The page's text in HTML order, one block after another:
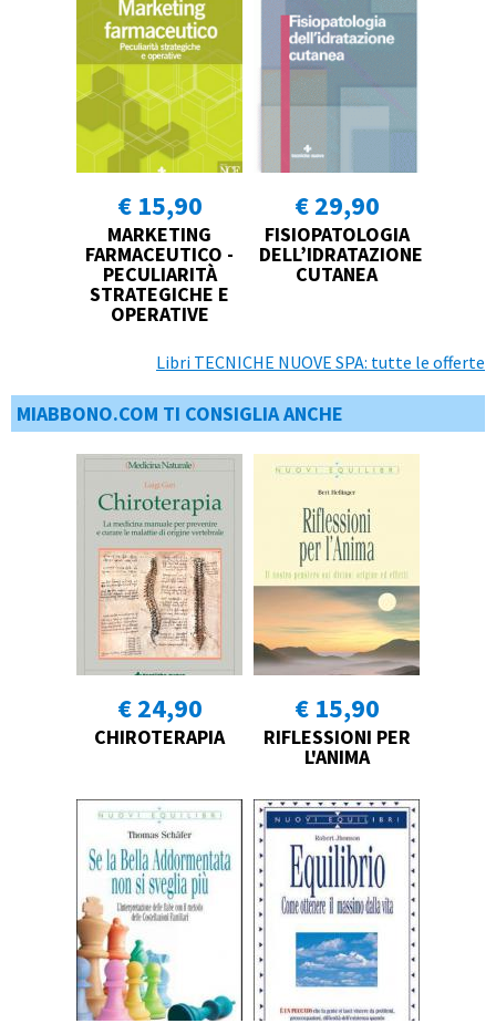
€ 15,90
MARKETING
FARMACEUTICO -
PECULIARITÀ
STRATEGICHE E
OPERATIVE
€ 29,90
FISIOPATOLOGIA
DELL’IDRATAZIONE
CUTANEA
Libri TECNICHE NUOVE SPA: tutte le offerte
MIABBONO.COM TI CONSIGLIA ANCHE
€ 24,90
CHIROTERAPIA
€ 15,90
RIFLESSIONI PER
L'ANIMA